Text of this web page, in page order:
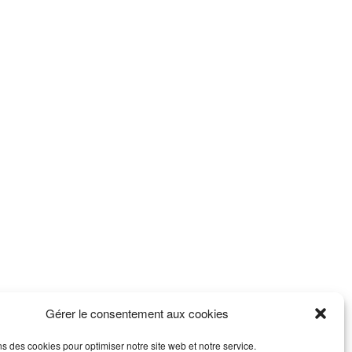
Gérer le consentement aux cookies
des cookies pour optimiser notre site web et notre service.